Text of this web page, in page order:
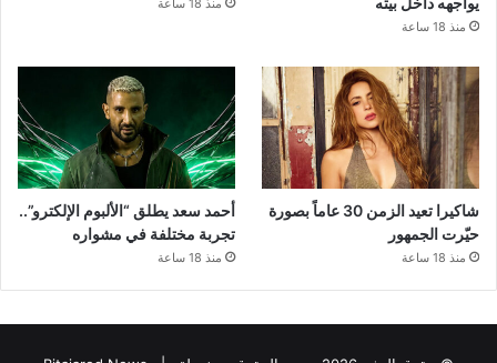
منذ 18 ساعة
منذ 18 ساعة
شاكيرا تعيد الزمن 30 عاماً بصورة
حيّرت الجمهور
منذ 18 ساعة
أحمد سعد يطلق “الألبوم الإلكترو”..
تجربة مختلفة في مشواره
منذ 18 ساعة